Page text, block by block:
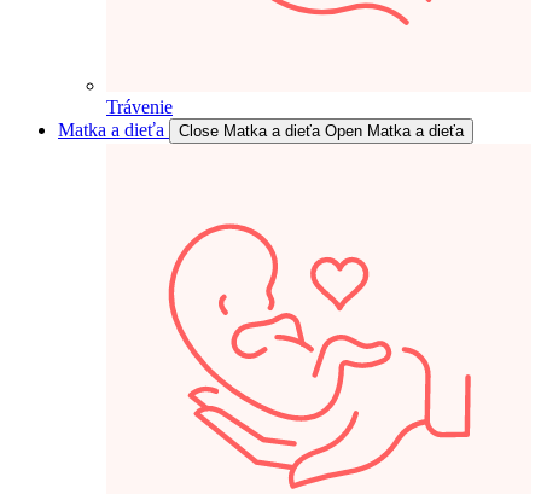
Trávenie
Matka a dieťa
Close Matka a dieťa Open Matka a dieťa